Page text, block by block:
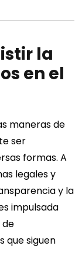
la
en el
maneras de
ser
formas. A
legales y
y la
impulsada
de
que siguen